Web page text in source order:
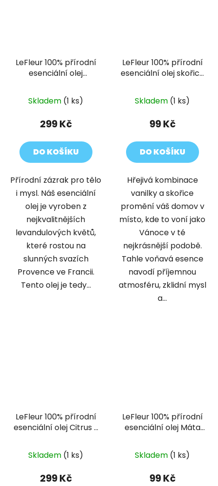
LeFleur 100% přírodní
esenciální olej
lístky 30 ml
Skladem (1 ks)
299 Kč
DO KOŠÍKU
Přírodní zázrak pro tělo
i mysl. Náš esenciální
olej je vyroben z
nejkvalitnějších
levandulových květů,
které rostou na
slunných svazích
Provence ve Francii.
Tento olej je tedy...
LeFleur 100% přírodní
esenciální olej skořice
Skladem (1 ks)
99 Kč
DO KOŠÍKU
Hřejivá kombinace
vanilky a skořice
promění váš domov v
místo, kde to voní jako
Vánoce v té
nejkrásnější podobě.
Tahle voňavá esence
navodí příjemnou
atmosféru, zklidní mysl
a...
LeFleur 100% přírodní
esenciální olej Citrus s
30 ml
Skladem (1 ks)
299 Kč
LeFleur 100% přírodní
esenciální olej Máta
Skladem (1 ks)
99 Kč